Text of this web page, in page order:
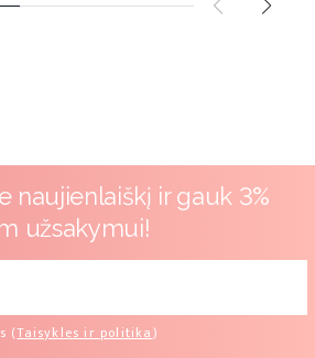
naujienlaiškį ir gauk 3%
užsakymui!
(Taisykles ir politika)